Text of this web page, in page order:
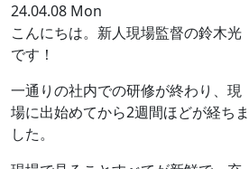
24.04.08 Mon
こんにちは。新人現場監督の鈴木光
です！
一通りの社内での研修が終わり、現
場に出始めてから2週間ほどが経ちま
した。